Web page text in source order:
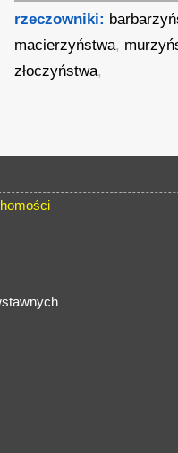
rzeczowniki:
macierzyństwa,
złoczyństwa,